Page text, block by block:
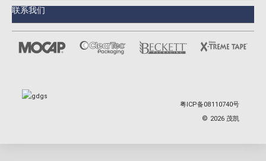
联系我们
粤ICP备08110740号
© 2026 茂凯